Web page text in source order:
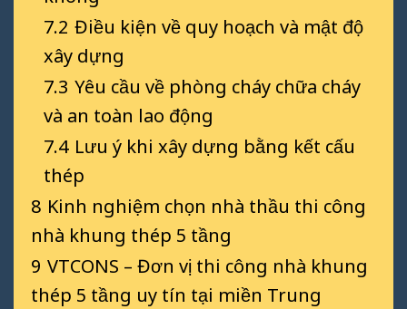
7.2 Điều kiện về quy hoạch và mật độ
xây dựng
7.3 Yêu cầu về phòng cháy chữa cháy
và an toàn lao động
7.4 Lưu ý khi xây dựng bằng kết cấu
thép
8 Kinh nghiệm chọn nhà thầu thi công
nhà khung thép 5 tầng
9 VTCONS – Đơn vị thi công nhà khung
thép 5 tầng uy tín tại miền Trung